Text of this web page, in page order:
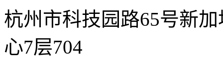
杭州市科技园路65号新
心7层704